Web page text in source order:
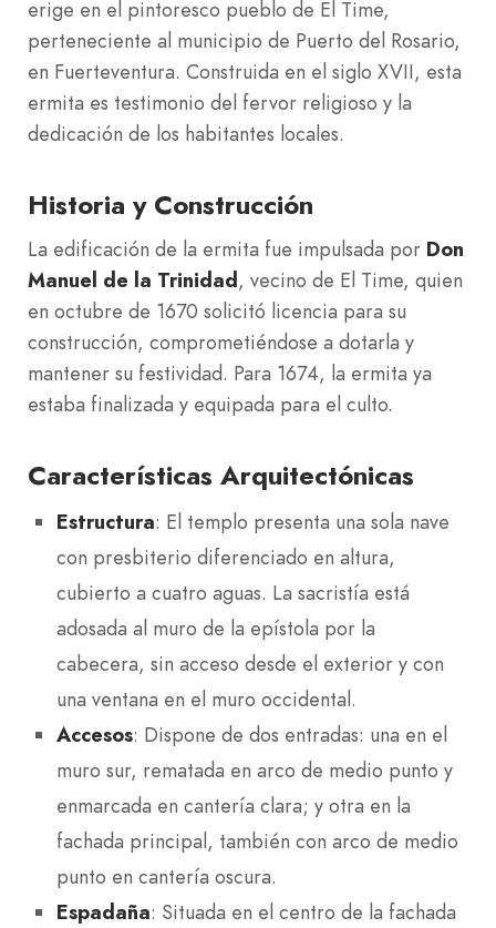
erige en el pintoresco pueblo de El Time,
perteneciente al municipio de Puerto del Rosario,
en Fuerteventura. Construida en el siglo XVII, esta
ermita es testimonio del fervor religioso y la
dedicación de los habitantes locales.
Historia y Construcción
La edificación de la ermita fue impulsada por Don
Manuel de la Trinidad, vecino de El Time, quien
en octubre de 1670 solicitó licencia para su
construcción, comprometiéndose a dotarla y
mantener su festividad. Para 1674, la ermita ya
estaba finalizada y equipada para el culto.
Características Arquitectónicas
Estructura: El templo presenta una sola nave
con presbiterio diferenciado en altura,
cubierto a cuatro aguas. La sacristía está
adosada al muro de la epístola por la
cabecera, sin acceso desde el exterior y con
una ventana en el muro occidental.
Accesos: Dispone de dos entradas: una en el
muro sur, rematada en arco de medio punto y
enmarcada en cantería clara; y otra en la
fachada principal, también con arco de medio
punto en cantería oscura.
Espadaña: Situada en el centro de la fachada